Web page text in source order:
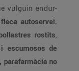
vulguin endur-
fleca autoservei.
rostits,
escumosos de
no